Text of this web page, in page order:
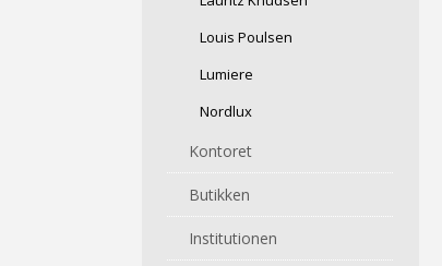
Louis Poulsen
Lumiere
Nordlux
Kontoret
Butikken
Institutionen